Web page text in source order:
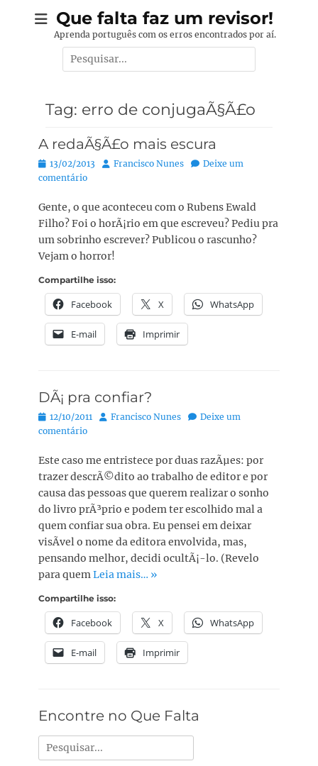
Que falta faz um revisor!
Aprenda português com os erros encontrados por aí.
Pesquisar
por:
Tag: erro de conjugaÃ§Ã£o
A redaÃ§Ã£o mais escura
Posted
on
13/02/2013 Autor:
Francisco Nunes
Deixe um
comentário
Gente, o que aconteceu com o Rubens Ewald
Filho? Foi o horÃ¡rio em que escreveu? Pediu pra
um sobrinho escrever? Publicou o rascunho?
Vejam o horror!
Compartilhe isso:
Facebook X WhatsApp
E-mail Imprimir
DÃ¡ pra confiar?
Posted
on
12/10/2011 Autor:
Francisco Nunes
Deixe um
comentário
Este caso me entristece por duas razÃµes: por
trazer descrÃ©dito ao trabalho de editor e por
causa das pessoas que querem realizar o sonho
do livro prÃ³prio e podem ter escolhido mal a
quem confiar sua obra. Eu pensei em deixar
visÃ­vel o nome da editora envolvida, mas,
pensando melhor, decidi ocultÃ¡-lo. (Revelo
para quemLeia mais… »
Compartilhe isso:
Facebook X WhatsApp
E-mail Imprimir
Encontre no Que Falta
Pesquisar
por: